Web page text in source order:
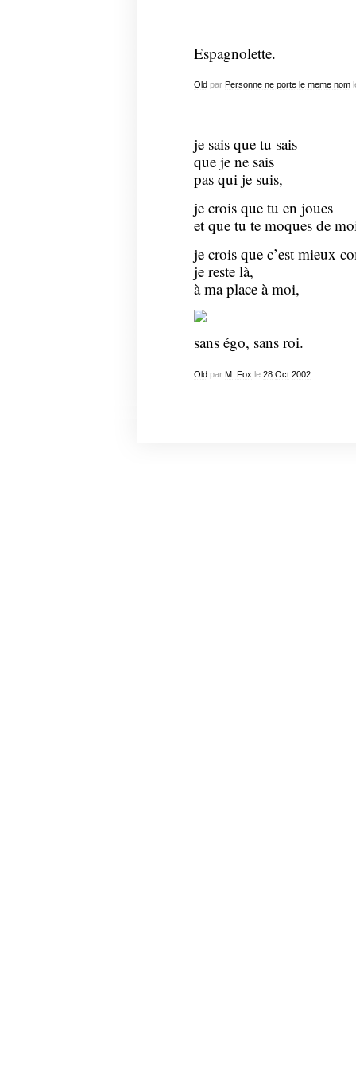
Espagnolette.
Oldpar Personne ne porte le meme nom
je sais que tu sais
que je ne sais
pas qui je suis,
je crois que tu en joues
et que tu te moques de
je crois que c’est mieux
je reste là,
à ma place à moi,
sans égo, sans roi.
Oldpar M. Fox le 28 Oct 2002